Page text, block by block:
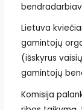
Lietuva
gamintojų
(išskyrus
gamintojų
Komisija